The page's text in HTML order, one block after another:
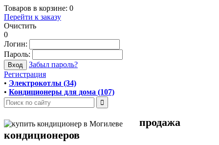
Товаров в корзине: 0
Перейти к заказу
Очистить
0
Логин:
Пароль:
Забыл пароль?
Регистрация
• Электрокотлы (34)
• Кондиционеры для дома (107)
продажа
кондиционеров